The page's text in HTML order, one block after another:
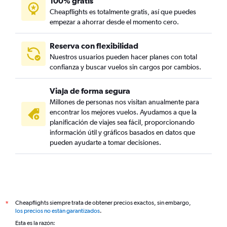
Cheapflights es totalmente gratis, así que puedes
empezar a ahorrar desde el momento cero.
Reserva con flexibilidad
Nuestros usuarios pueden hacer planes con total
confianza y buscar vuelos sin cargos por cambios.
Viaja de forma segura
Millones de personas nos visitan anualmente para
encontrar los mejores vuelos. Ayudamos a que la
planificación de viajes sea fácil, proporcionando
información útil y gráficos basados en datos que
pueden ayudarte a tomar decisiones.
*
Cheapflights siempre trata de obtener precios exactos, sin embargo,
los precios no están garantizados.
Esta es la razón: